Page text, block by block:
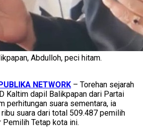
Abdulloh, peci hitam.
NETWORK – Torehan sejarah
Kaltim dapil Balikpapan dari Partai
perhitungan suara sementara, ia
suara dari total 509.487 pemilih
Tetap kota ini.